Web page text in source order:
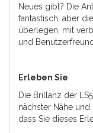
Neues gibt? Die
fantastisch, aber
überlegen, mit
und
Erleben Sie
Die Brillanz der
nächster Nähe
dass Sie dieses